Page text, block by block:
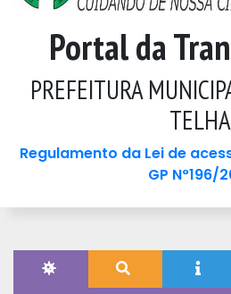
Portal da
PREFEITURA
TELHA
Regulamento da Lei de
GP N°196/